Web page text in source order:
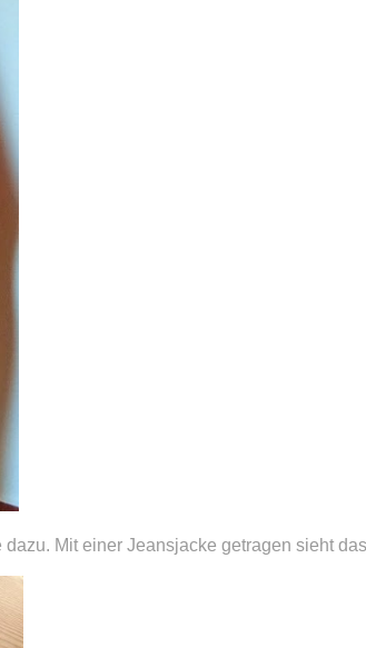
Mit einer Jeansjacke getragen sieht